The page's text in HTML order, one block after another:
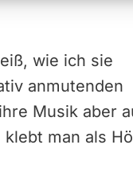
wie ich sie
anmutenden
Musik aber
man als